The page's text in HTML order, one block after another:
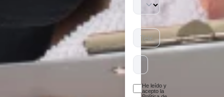
He leído y
acepto la